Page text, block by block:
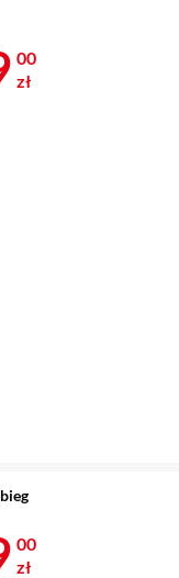
349 zł
00
zł
599 zł
00
zł